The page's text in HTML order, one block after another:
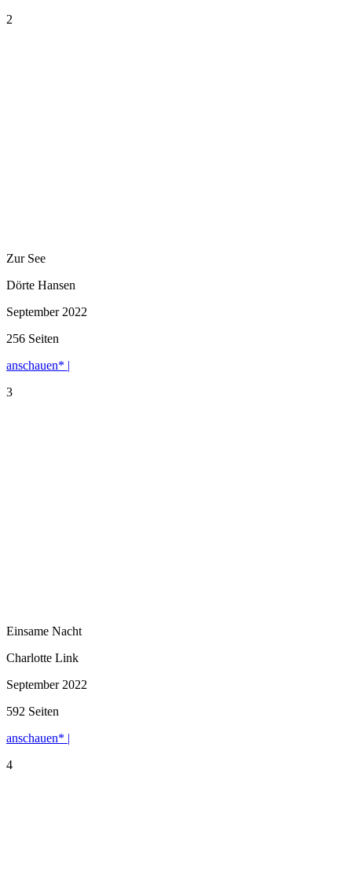
2
Zur See
Dörte Hansen
September 2022
256 Seiten
anschauen* |
3
Einsame Nacht
Charlotte Link
September 2022
592 Seiten
anschauen* |
4